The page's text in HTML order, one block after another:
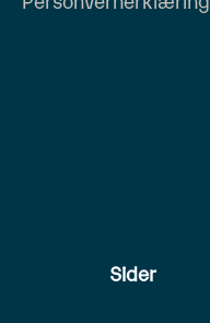
Sider